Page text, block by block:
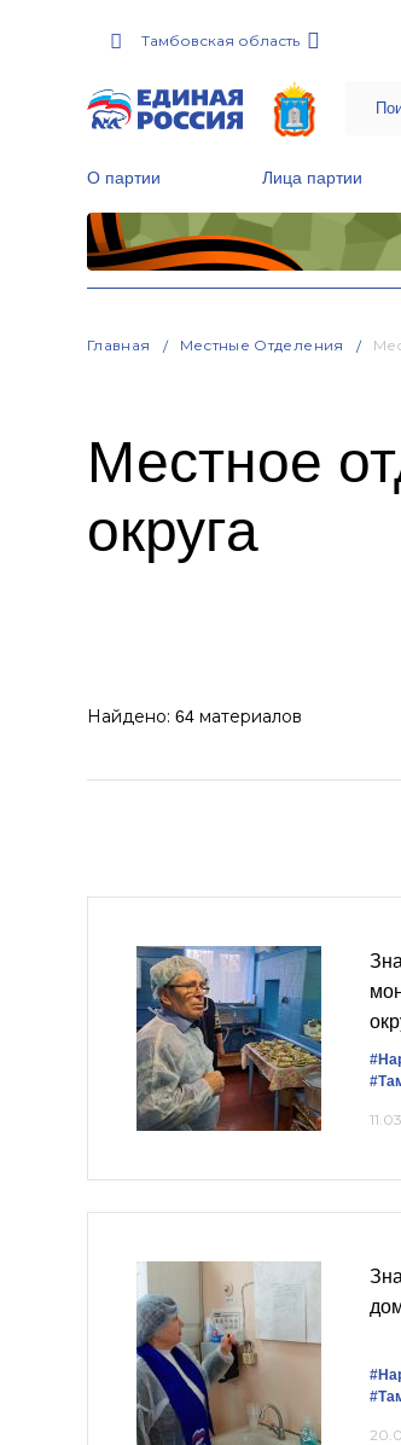
Тамбовская область
О партии Лица партии
Главная Местные Отделения
Местное
округа
Найдено: 64 материалов